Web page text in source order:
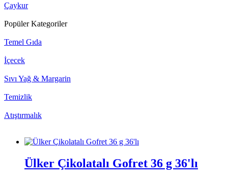
Çaykur
Popüler Kategoriler
Temel Gıda
İçecek
Sıvı Yağ & Margarin
Temizlik
Atıştırmalık
Ülker Çikolatalı Gofret 36 g 36'lı